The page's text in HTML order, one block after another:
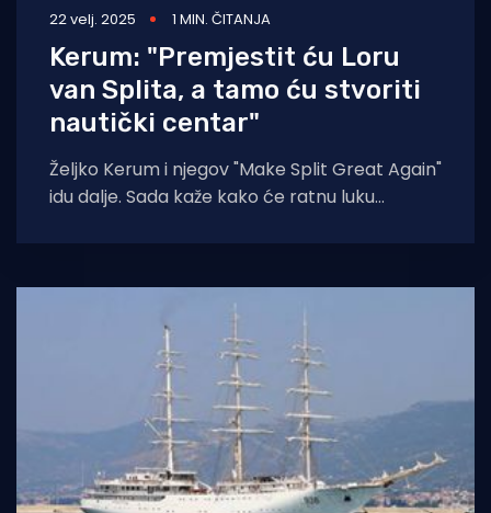
22 velj. 2025 1 MIN. ČITANJA
Kerum: "Premjestit ću Loru
van Splita, a tamo ću stvoriti
nautički centar"
Željko Kerum i njegov "Make Split Great Again"
idu dalje. Sada kaže kako će ratnu luku